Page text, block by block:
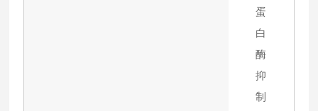
蛋
白
酶
抑
制